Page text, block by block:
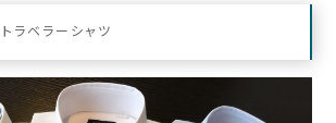
ラベラーシャツ